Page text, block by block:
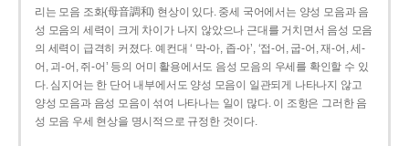
리는 모음 조화(母音調和) 현상이 있다. 중세 국어에서는 양성 모음과 음
성 모음의 세력이 크게 차이가 나지 않았으나 근대를 거치면서 음성 모음
의 세력이 급격히 커졌다. 예컨대 ‘ 막-아, 좁-아’, ‘접-어, 굽-어, 재-어, 세-
어, 괴-어, 쥐-어’ 등의 어미 활용에서도 음성 모음의 우세를 확인할 수 있
다. 심지어는 한 단어 내부에서도 양성 모음이 일관되게 나타나지 않고
양성 모음과 음성 모음이 섞여 나타나는 일이 많다. 이 조항은 그러한 음
성 모음 우세 현상을 명시적으로 규정한 것이다.